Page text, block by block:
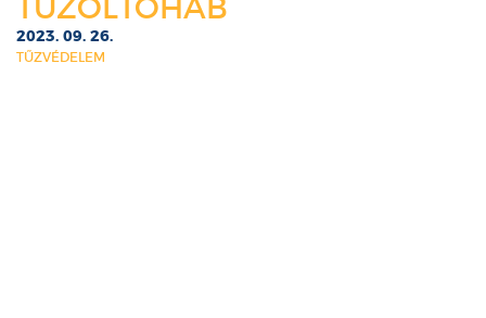
TŰZOLTÓHAB
2023. 09. 26.
TŰZVÉDELEM